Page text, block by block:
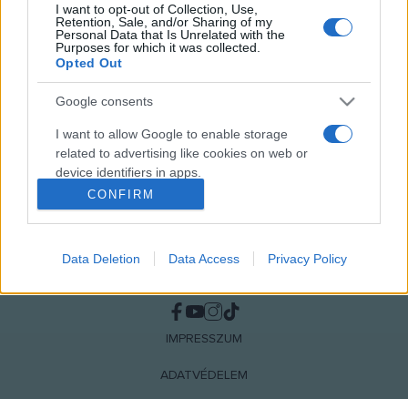
I want to opt-out of Collection, Use,
Retention, Sale, and/or Sharing of my
Personal Data that Is Unrelated with the
Purposes for which it was collected.
Opted Out
Google consents
I want to allow Google to enable storage
related to advertising like cookies on web or
device identifiers in apps.
I want to allow my user data to be sent to
Google for online advertising purposes.
I want to allow Google to send me
I want to allow Google to enable storage
related to analytics like cookies on web or
CONFIRM
Data Deletion Data Access Privacy Policy
MEGOSZTÁS
IMPRESSZUM
ADATVÉDELEM